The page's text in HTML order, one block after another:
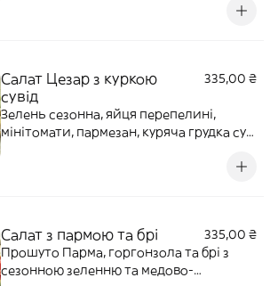
Салат Цезар з куркою
сувід
335,00 ₴
Зелень сезонна, яйця перепелині,
мінітомати, пармезан, куряча грудка су-
Цезар. Алергени: глютен, лактоза, яйця,
Салат з пармою та брі
335,00 ₴
Прошуто Парма, горгонзола та брі з
сезонною зеленню та медово-